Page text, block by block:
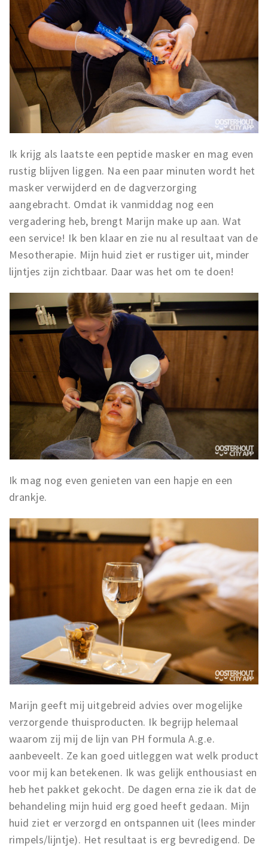
Ik krijg als laatste een peptide masker en mag even
rustig blijven liggen. Na een paar minuten wordt het
masker verwijderd en de dagverzorging
aangebracht. Omdat ik vanmiddag nog een
vergadering heb, brengt Marijn make up aan. Wat
een service! Ik ben klaar en zie nu al resultaat van de
Mesotherapie. Mijn huid ziet er rustiger uit, minder
lijntjes zijn zichtbaar. Daar was het om te doen!
Ik mag nog even genieten van een hapje en een
drankje.
Marijn geeft mij uitgebreid advies over mogelijke
verzorgende thuisproducten. Ik begrijp helemaal
waarom zij mij de lijn van PH formula A.g.e.
aanbeveelt. Ze kan goed uitleggen wat welk product
voor mij kan betekenen. Ik was gelijk enthousiast en
heb het pakket gekocht. De dagen erna zie ik dat de
behandeling mijn huid erg goed heeft gedaan. Mijn
huid ziet er verzorgd en ontspannen uit (lees minder
rimpels/lijntje). Het resultaat is erg bevredigend. De